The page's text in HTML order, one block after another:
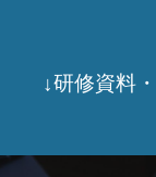
↓研修資料・